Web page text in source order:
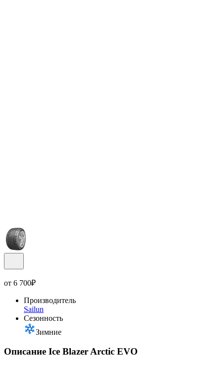
от 6 700₽
Производитель
Sailun
Сезонность
Зимние
Описание Ice Blazer Arctic EVO